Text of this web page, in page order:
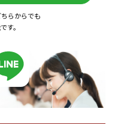
らからでも
す。